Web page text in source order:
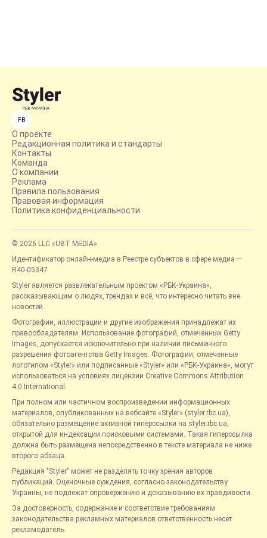
FB
О проекте
Редакционная политика и стандарты
Контакты
Команда
О компании
Реклама
Правила пользования
Правовая информация
Политика конфиденциальности
© 2026 LLC «UBT MEDIA»
Идентификатор онлайн-медиа в Реестре субъектов в сфере медиа —
R40-05347
Styler является развлекательным проектом «РБК-Украина»,
рассказывающим о людях, трендах и всё, что интересно читать вне
новостей.
Фотографии, иллюстрации и другие изображения принадлежат их
правообладателям. Использование фотографий, отмеченных Getty
Images, допускается исключительно при наличии письменного
разрешения фотоагентства Getty Images. Фотографии, отмеченные
логотипом «Styler» или подписанные «Styler» или «РБК-Украина», могут
использоваться на условиях лицензии Creative Commons Attribution
4.0 International.
При полном или частичном воспроизведении информационных
материалов, опубликованных на вебсайте «Styler» (styler.rbc.ua),
обязательно размещение активной гиперссылки на styler.rbc.ua,
открытой для индексации поисковыми системами. Такая гиперссылка
должна быть размещена непосредственно в тексте материала не ниже
второго абзаца.
Редакция "Styler" может не разделять точку зрения авторов
публикаций. Оценочные суждения, согласно законодательству
Украины, не подлежат опровержению и доказыванию их правдивости.
За достоверность, содержание и соответствие требованиям
законодательства рекламных материалов ответственность несет
рекламодатель.